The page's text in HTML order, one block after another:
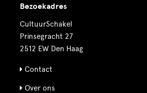
Bezoekadres
CultuurSchakel
Prinsegracht 27
2512 EW Den Haag
Contact
Over ons